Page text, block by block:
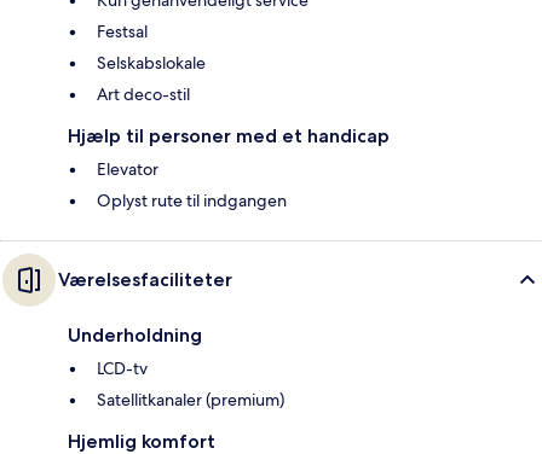
Festsal
Selskabslokale
Art deco-stil
Hjælp til personer med et handicap
Elevator
Oplyst rute til indgangen
Værelsesfaciliteter
Underholdning
LCD-tv
Satellitkanaler (premium)
Hjemlig komfort